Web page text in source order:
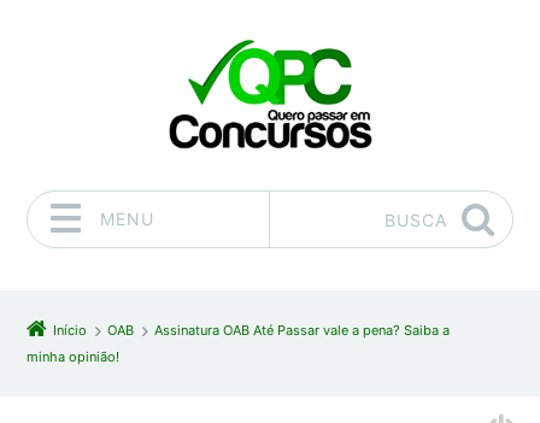
MENU BUSCA
Início OAB
Assinatura OAB Até Passar vale a pena? Saiba a
minha opinião!